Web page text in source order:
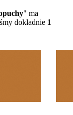
" ma
dokładnie 1